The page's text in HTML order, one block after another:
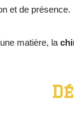
et de présence.
matière, la